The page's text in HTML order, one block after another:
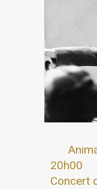
20h00
Concert